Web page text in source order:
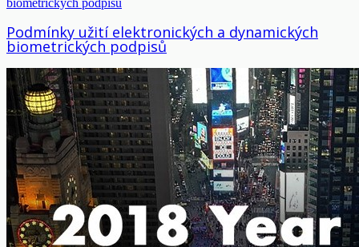
Podmínky užití elektronických a dynamických
biometrických podpisů